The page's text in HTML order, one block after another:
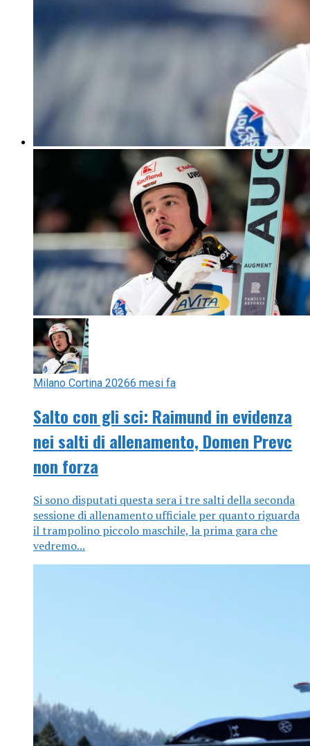
Milano Cortina 20266 mesi fa
Salto con gli sci: Raimund in evidenza
nei salti di allenamento, Domen Prevc
non forza
Si sono disputati questa sera i tre salti della seconda
sessione di allenamento ufficiale per quanto riguarda
il trampolino piccolo maschile, la prima gara che
vedremo...